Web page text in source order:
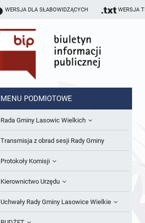
WERSJA DLA SŁABOWIDZĄCYCH WERSJA
MENU PODMIOTOWE
Rada Gminy Lasowic Wielkich
Sesje Rady Gminy
Skład Rady Gminy
Interpelacje i Zapytania Radnych
Komisje Rady Gminy i informacja o
Transmisja z obrad sesji Rady Gminy
Protokoły Komisji
Komisja Budżetu i Finansów
Komisja Oświatowa
Kierownictwo Urzędu
Wójt
Uchwały Rady Gminy Lasowice Wielkie